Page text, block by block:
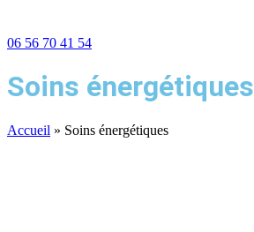
06 56 70 41 54
Soins énergétiques
Accueil » Soins énergétiques